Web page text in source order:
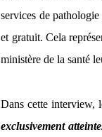
services de
et gratuit. Cela
ministère de la santé
Dans cette interview,
exclusivement